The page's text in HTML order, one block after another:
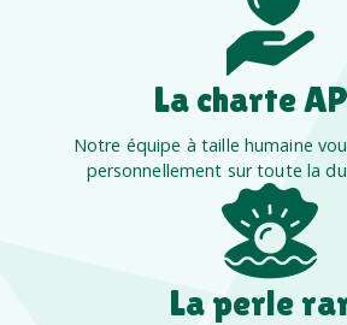
La charte
Notre équipe à taille humaine
personnellement sur toute la
La perle